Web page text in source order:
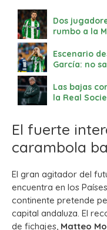
Dos
rumbo a la
Escenario
García: no
Las bajas
la Real
El fuerte
carambola
El gran agitador del
encuentra en los
continente pretende
capital andaluza. El
de fichajes, Matteo